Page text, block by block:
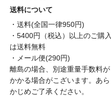
送料について
・送料(全国一律950円)
・5400円（税込）以上のご購入
は送料無料
・メール便(290円)
離島の場合、別途重量手数料が
かかる場合がこざいます。あら
かじめご了承ください。